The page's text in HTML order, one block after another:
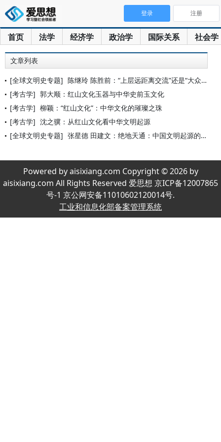
首页 法学 经济学 政治学 国际关系 社会学
登录 注册
文章列表
[全球文明史专题] 陈继玲 陈胜前：“上层远距离交流”还是“大众交流”？—— 红
[考古学] 郭大顺：红山文化玉器与中华史前玉文化
[考古学] 柳颖：“红山文化”：中华文化的璀璨之珠
[考古学] 沈之骥：从红山文化看中华文明起源
[全球文明史专题] 张星德 田建文：绝地天通：中国文明起源的“红山模式”
Powered by aisixiang.com Copyright © 2026 by
aisixiang.com All Rights Reserved 爱思想 京ICP备12007865
号-1 京公网安备11010602120014号.
工业和信息化部备案管理系统